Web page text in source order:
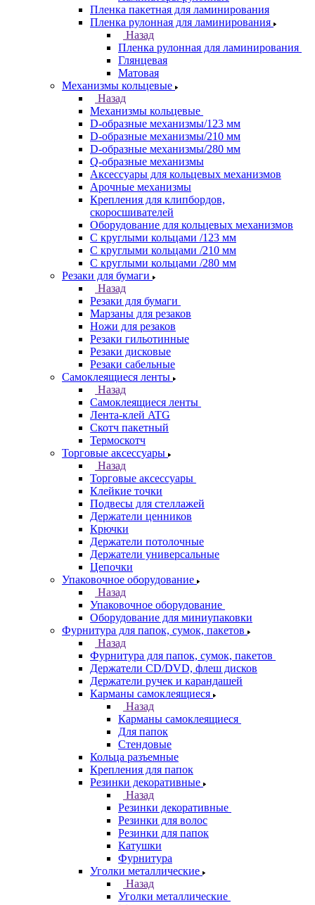
Пленка пакетная для ламинирования
Пленка рулонная для ламинирования
Назад
Пленка рулонная для ламинирования
Глянцевая
Матовая
Механизмы кольцевые
Назад
Механизмы кольцевые
D-образные механизмы/123 мм
D-образные механизмы/210 мм
D-образные механизмы/280 мм
Q-образные механизмы
Аксессуары для кольцевых механизмов
Арочные механизмы
Крепления для клипбордов,
скоросшивателей
Оборудование для кольцевых механизмов
С круглыми кольцами /123 мм
С круглыми кольцами /210 мм
С круглыми кольцами /280 мм
Резаки для бумаги
Назад
Резаки для бумаги
Марзаны для резаков
Ножи для резаков
Резаки гильотинные
Резаки дисковые
Резаки сабельные
Самоклеящиеся ленты
Назад
Самоклеящиеся ленты
Лента-клей ATG
Скотч пакетный
Термоскотч
Торговые аксессуары
Назад
Торговые аксессуары
Клейкие точки
Подвесы для стеллажей
Держатели ценников
Крючки
Держатели потолочные
Держатели универсальные
Цепочки
Упаковочное оборудование
Назад
Упаковочное оборудование
Оборудование для миниупаковки
Фурнитура для папок, сумок, пакетов
Назад
Фурнитура для папок, сумок, пакетов
Держатели CD/DVD, флеш дисков
Держатели ручек и карандашей
Карманы самоклеящиеся
Назад
Карманы самоклеящиеся
Для папок
Стендовые
Кольца разъемные
Крепления для папок
Резинки декоративные
Назад
Резинки декоративные
Резинки для волос
Резинки для папок
Катушки
Фурнитура
Уголки металлические
Назад
Уголки металлические